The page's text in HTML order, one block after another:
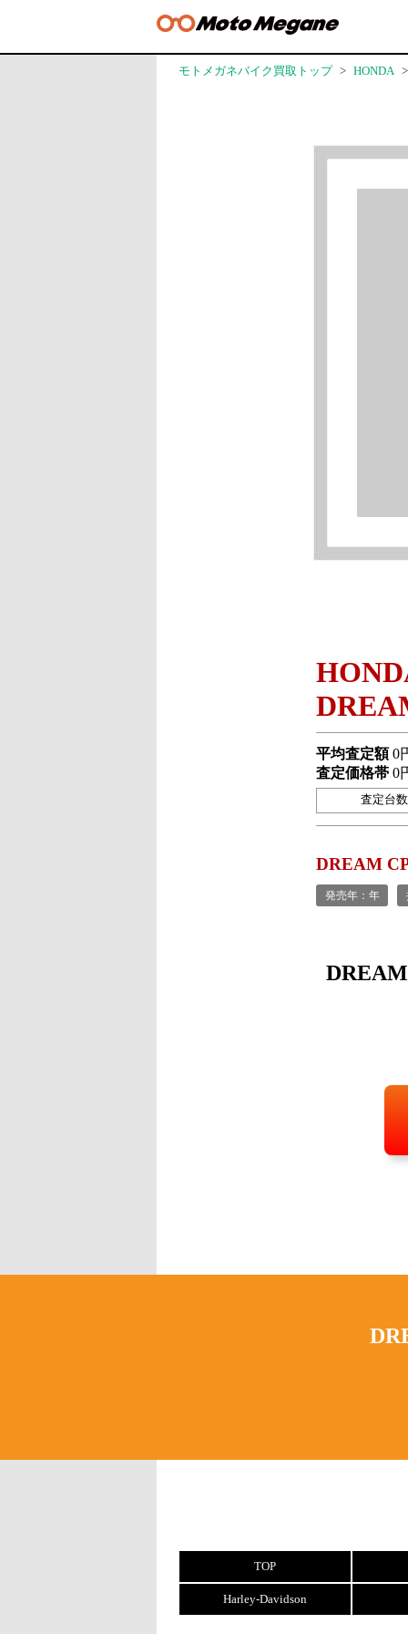
モトメガネバイク買取トップ HONDA
平均査定額0
査定価格帯 0
査定台
DREAM
発売年：年
DREAM
TOP
Harley-Davidson